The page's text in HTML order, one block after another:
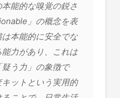
能的な嗅覚の鋭さ
」の概念を表
本能的に安全でな
力があり、これは
う力」の象徴で
ットという実用的